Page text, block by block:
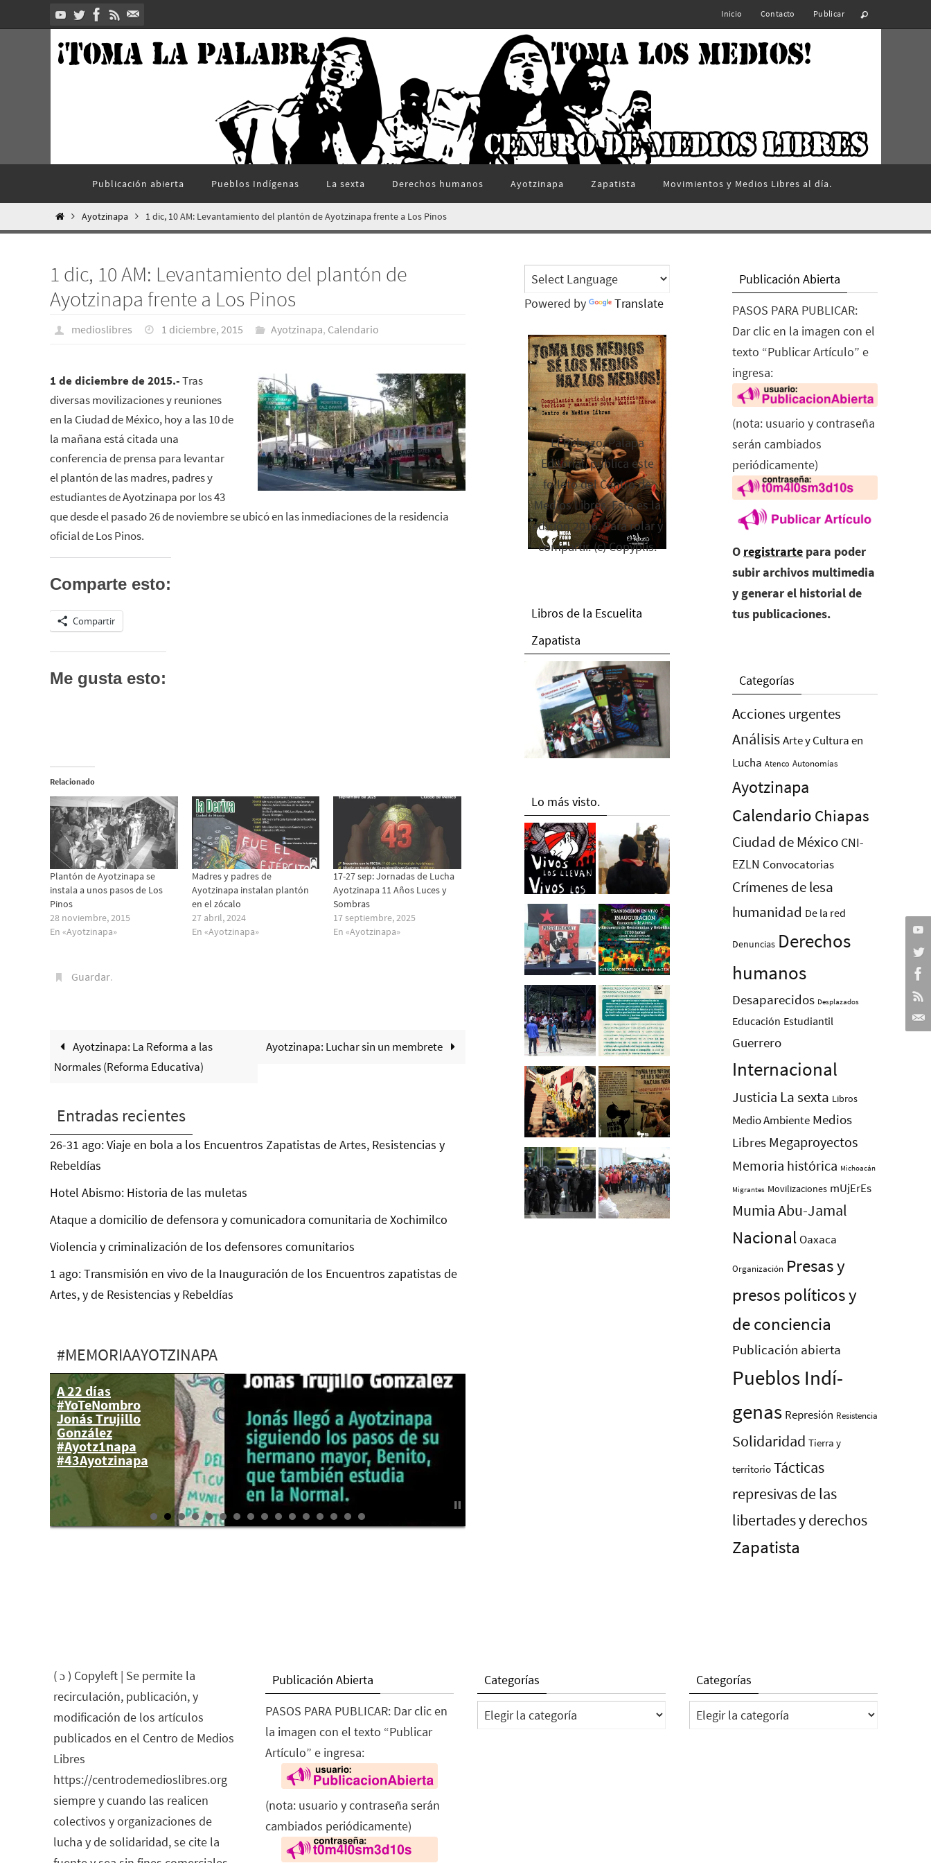
al
Inicio Contacto Publicar
contenido
Publicación abierta Pueblos Indí­genas La sexta Derechos humanos Ayotzinapa Zapatista Movimientos y Medios Libres al día.
InicioAyotzinapa 1 dic, 10 AM: Levantamiento del plantón de Ayotzinapa frente a Los Pinos
1 dic, 10 AM: Levantamiento del plantón de
Ayotzinapa frente a Los Pinos
medioslibres 1 diciembre, 2015 Ayotzinapa, Calendario
1 de diciembre de 2015.-Tras
diversas movilizaciones y reuniones
en la Ciudad de México, hoy a las 10 de
la mañana está citada una
conferencia de prensa para levantar
el plantón de las madres, padres y
estudiantes de Ayotzinapa por los 43
que desde el pasado 26 de noviembre se ubicó en las inmediaciones de la residencia
oficial de Los Pinos.
Comparte esto:
Compartir
Me gusta esto:
Relacionado
Plantón de Ayotzinapa se
instala a unos pasos de Los
Pinos
28 noviembre, 2015
En «Ayotzinapa»
Madres y padres de
Ayotzinapa instalan plantón
en el zócalo
27 abril, 2024
En «Ayotzinapa»
17-27 sep: Jornadas de Lucha
Ayotzinapa 11 Años Luces y
Sombras
17 septiembre, 2025
En «Ayotzinapa»
Guardar.
Ayotzinapa: La Reforma a las
Normales (Reforma Educativa)
Ayotzinapa: Luchar sin un membrete
Entradas recientes
26-31 ago: Viaje en bola a los Encuentros Zapatistas de Artes, Resistencias y
Rebeldías
Hotel Abismo: Historia de las muletas
Ataque a domicilio de defensora y comunicadora comunitaria de Xochimilco
Violencia y criminalización de los defensores comunitarios
1 ago: Transmisión en vivo de la Inauguración de los Encuentros zapatistas de
Artes, y de Resistencias y Rebeldías
#MEMORIAAYOTZINAPA
A 22 días
#YoTeNombro
Jonás Trujillo
González
#Ayotz1napa
#43Ayotzinapa
9 feb: Equipo
Argentino de
Antropología
Forense
presentará
trabajo científico
sobre Ayotzinapa
Powered by Translate
El Rebozo, Palapa
Editorial, publica este
folleto del Centro de
Medios Libres. Esta es la
edición 2016. Para rolar y
compartir. (c) Copyplis.
Libros de la Escuelita
Zapatista
Lo más visto.
Publicación Abierta
PASOS PARA PUBLICAR:
Dar clic en la imagen con el
texto “Publicar Artículo” e
ingresa:
(nota: usuario y contraseña
serán cambiados
periódicamente)
O registrarte para poder
subir archivos multimedia
y generar el historial de
tus publicaciones.
Categorías
Acciones urgentes
AnálisisArte y Cultura en
Lucha Atenco Autonomías
Ayotzinapa
Calendario Chiapas
Ciudad de México CNI-
EZLN Convocatorias
Crímenes de lesa
humanidad De la red
Denuncias Derechos
humanos
Desaparecidos Desplazados
Educación Estudiantil
Guerrero
Internacional
Justicia La sexta Libros
Medio Ambiente Medios
Libres Megaproyectos
Memoria histórica Michoacán
Migrantes Movilizaciones mUjErEs
Mumia Abu-Jamal
Nacional Oaxaca
Organización Presas y
presos polí­ticos y
de conciencia
Publicación abierta
Pueblos Indí­
genas Represión Resistencia
Solidaridad Tierra y
territorio Tácticas
represivas de las
libertades y derechos
Zapatista
( ɔ ) Copyleft | Se permite la
recirculación, publicación, y
modificación de los artículos
publicados en el Centro de Medios
Libres
https://centrodemedioslibres.org
siempre y cuando las realicen
colectivos y organizaciones de
lucha y de solidaridad, se cite la
Publicación Abierta
PASOS PARA PUBLICAR: Dar clic en
la imagen con el texto “Publicar
Artículo” e ingresa:
(nota: usuario y contraseña serán
cambiados periódicamente)
Categorías
Categorías
Categorías
Categorías